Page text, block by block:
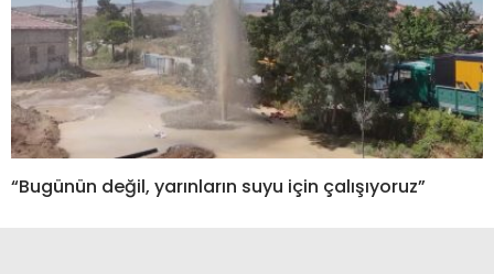
“Bugünün değil, yarınların suyu için çalışıyoruz”